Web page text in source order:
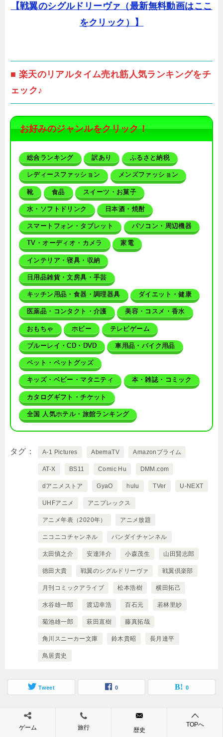
【戦翼のシグルドリーヴァ（最新無料動画はここ
をクリック）】
■ 楽天のリアルタイム売れ筋人気ランキングをチ
ェック♪
お好みのジャンルをクリック！
総合ランキング 訳あり ふるさと納税
レディースファッション メンズファッション
靴 食品 スイーツ・お菓子
水・ソフトドリンク 日本酒・焼酎
スマートフォン・タブレット パソコン・周辺機器
TV・オーディオ・カメラ 家電
インテリア・寝具・収納
日用品雑貨・文房具・手芸
キッチン用品・食器・調理器具 ダイエット・健康
医薬品・コンタクト・介護 美容・コスメ・香水
おもちゃ ホビー テレビゲーム
ブルーレイ・CD・DVD 車用品・バイク用品
ペット・ペットグッズ
キッズ・ベビー・マタニティ 本・雑誌・コミック
カタログギフト・チケット
全国 人気ホテル・旅館ランキング
タグ A-1 Pictures AbemaTV Amazonプライム
AT-X BS11 Comic Hu DMM.com
dアニメストア GyaO hulu TVer U-NEXT
UHFアニメ アニプレックス
アニメ年表（2020年） アニメ放題
ニコニコチャンネル バンダイチャンネル
太田慎之介 安達洋介 小森茂生 山田賢志郎
徳田大貴 戦翼のシグルドリーヴァ 戦翼倶楽部
月刊コミックアライブ 松本浩樹 横田拓己
水谷雄一郎 渡辺幸浩 百石元 若林里紗
菊池雄一郎 萩田直樹 藤真拓哉
角川スニーカー文庫 鈴木貴昭 長月達平
鳥居貴史
Tweet 0 0
関連記事
ゲーム 旅行 歴史
TOPへ